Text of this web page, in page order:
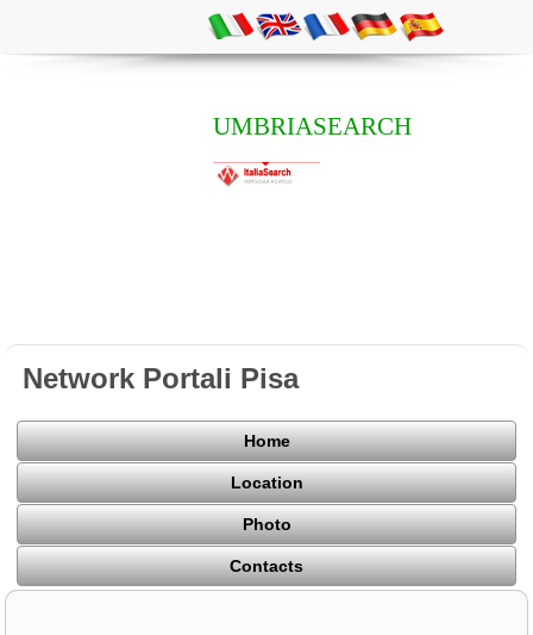
UMBRIASEARCH
Network Portali Pisa
Home
Location
Photo
Contacts